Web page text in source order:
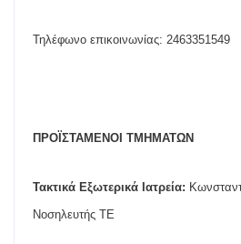
Τηλέφωνο επικοινωνίας: 2463351549
ΠΡΟΪΣΤΑΜΕΝΟΙ ΤΜΗΜΑΤΩΝ
Τακτικά Εξωτερικά Ιατρεία:
Νοσηλευτής ΤΕ